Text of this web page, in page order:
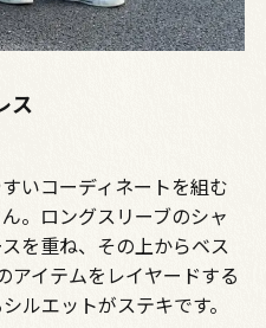
ス
いコーディネートを組む
。ロングスリーブのシャ
を重ね、その上からベス
アイテムをレイヤードする
ルエットがステキです。